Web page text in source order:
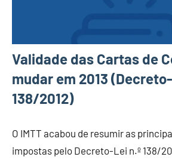
Validade das Cartas de
mudar em 2013
138/2012)
O IMTT acabou de resumir as
impostas pelo Decreto-Lei n.º 138/